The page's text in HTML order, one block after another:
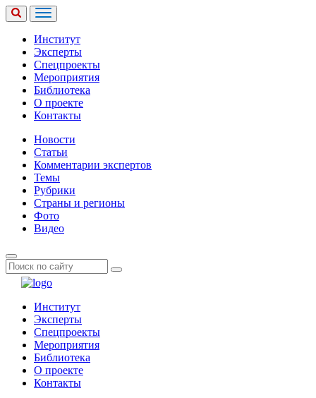
Институт
Эксперты
Спецпроекты
Мероприятия
Библиотека
О проекте
Контакты
Новости
Статьи
Комментарии экспертов
Темы
Рубрики
Страны и регионы
Фото
Видео
Институт
Эксперты
Спецпроекты
Мероприятия
Библиотека
О проекте
Контакты